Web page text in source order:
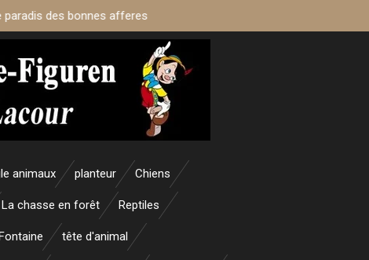
paradis des bonnes afferes
animaux planteur Chiens
La chasse en forêt Reptiles
tête d'animal